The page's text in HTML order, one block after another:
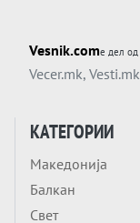
Vesnik.comе дел од
Vecer.mk, Vesti.mk
КАТЕГОРИИ
Македонија
Балкан
Свет